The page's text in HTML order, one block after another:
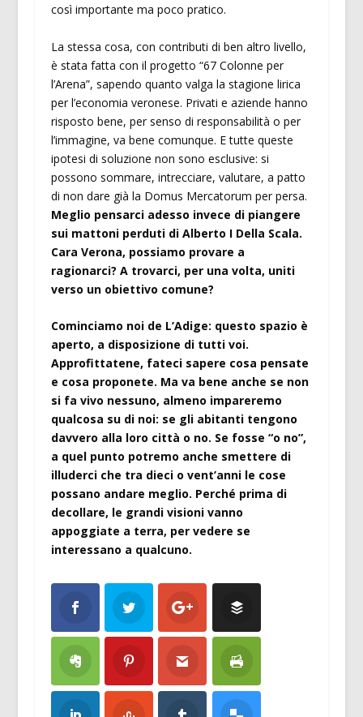
così importante ma poco pratico.
La stessa cosa, con contributi di ben altro livello,
è stata fatta con il progetto “67 Colonne per
l’Arena”, sapendo quanto valga la stagione lirica
per l’economia veronese. Privati e aziende hanno
risposto bene, per senso di responsabilità o per
l’immagine, va bene comunque. E tutte queste
ipotesi di soluzione non sono esclusive: si
possono sommare, intrecciare, valutare, a patto
di non dare già la Domus Mercatorum per persa.
Meglio pensarci adesso invece di piangere
sui mattoni perduti di Alberto I Della Scala.
Cara Verona, possiamo provare a
ragionarci? A trovarci, per una volta, uniti
verso un obiettivo comune?
Cominciamo noi de L’Adige: questo spazio è
aperto, a disposizione di tutti voi.
Approfittatene, fateci sapere cosa pensate
e cosa proponete. Ma va bene anche se non
si fa vivo nessuno, almeno impareremo
qualcosa su di noi: se gli abitanti tengono
davvero alla loro città o no. Se fosse “o no”,
a quel punto potremo anche smettere di
illuderci che tra dieci o vent’anni le cose
possano andare meglio. Perché prima di
decollare, le grandi visioni vanno
appoggiate a terra, per vedere se
interessano a qualcuno.